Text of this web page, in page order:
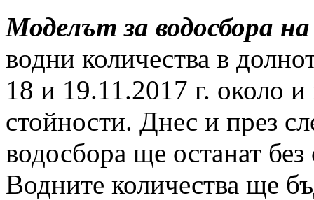
Моделът за водосбора
водни количества в
18 и 19.11.2017 г. около
стойности. Днес и през
водосбора ще останат
Водните количества ще